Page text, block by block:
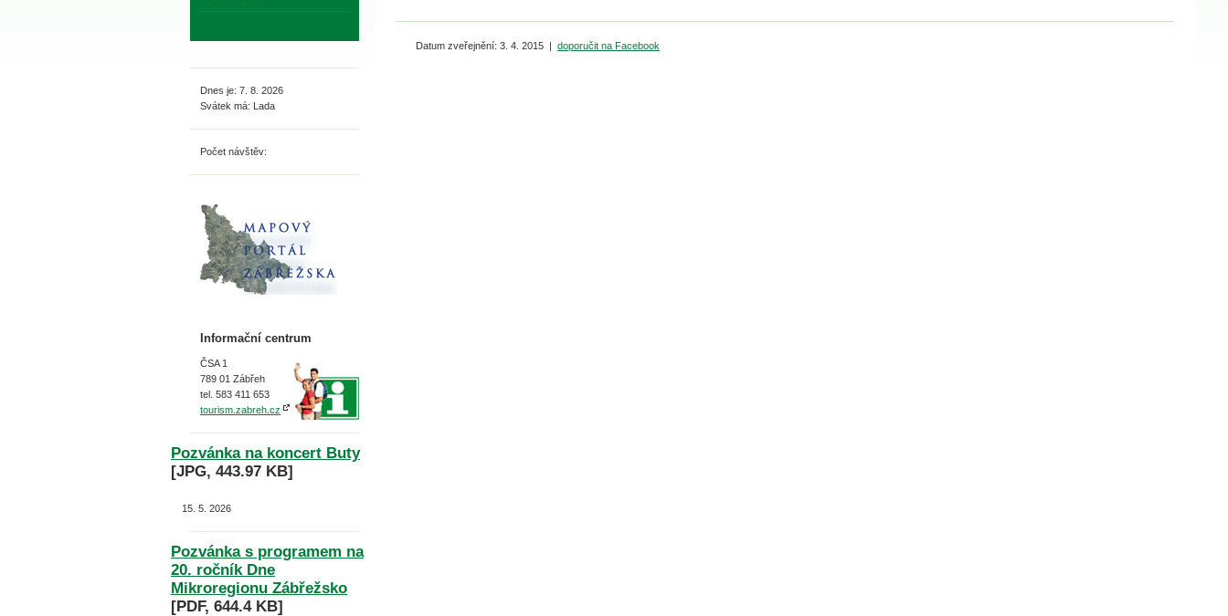
Dnes je: 7. 8. 2026
Svátek má: Lada
Počet návštěv:
Informační centrum
ČSA 1
789 01 Zábřeh
tel. 583 411 653
tourism.zabreh.cz
Pozvánka na koncert Buty
[JPG, 443.97 KB]
15. 5. 2026
Pozvánka s programem na
20. ročník Dne
Mikroregionu Zábřežsko
[PDF, 644.4 KB]
Datum zveřejnění: 3. 4. 2015 | doporučit na Facebook